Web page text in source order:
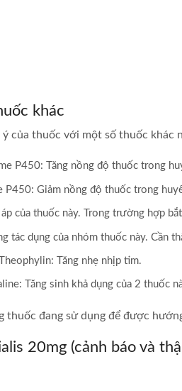
khác
của thuốc với một số thuốc khác
P450: Tăng nồng độ thuốc trong
P450: Giảm nồng độ thuốc trong
của thuốc này. Trong trường hợp
tác dụng của nhóm thuốc này.
Tăng nhẹ nhịp tim.
Tăng sinh khả dụng của 2 thuốc
thuốc đang sử dụng để được
20mg (cảnh báo và